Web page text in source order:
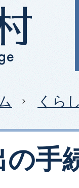
くら
の手